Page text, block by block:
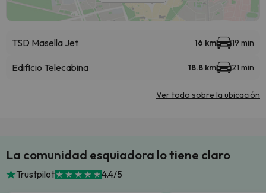
TSD Masella Jet 16 km 19 min
Edificio Telecabina 18.8 km 21 min
Ver todo sobre la ubicación
La comunidad esquiadora lo tiene claro
Trustpilot 4.4/5